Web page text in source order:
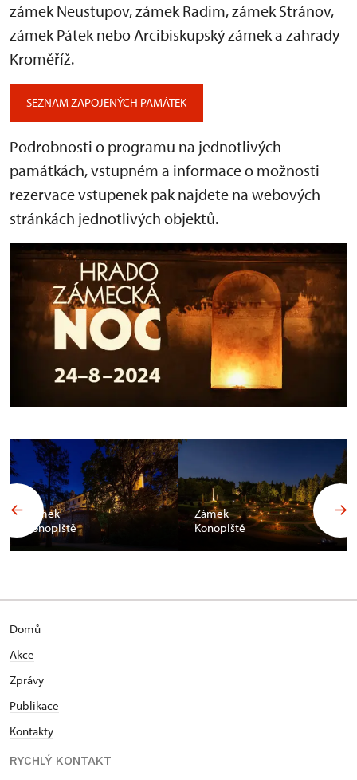
zámek Neustupov, zámek Radim, zámek Stránov,
zámek Pátek nebo Arcibiskupský zámek a zahrady
Kroměříž.
SEZNAM ZAPOJENÝCH PAMÁTEK
Podrobnosti o programu na jednotlivých
památkách, vstupném a informace o možnosti
rezervace vstupenek pak najdete na webových
stránkách jednotlivých objektů.
Zámek
Konopiště
Zámek
Konopiště
Domů
Akce
Zprávy
Publikace
Kontakty
RYCHLÝ KONTAKT